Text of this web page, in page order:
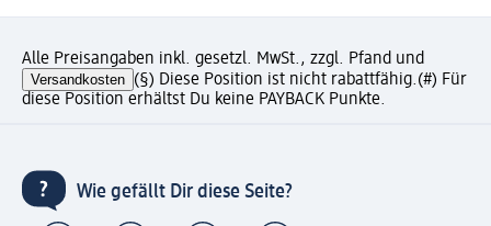
Alle Preisangaben inkl. gesetzl. MwSt., zzgl. Pfand und
Versandkosten (§) Diese Position ist nicht rabattfähig.(#) Für
diese Position erhältst Du keine PAYBACK Punkte.
Wie gefällt Dir diese Seite?